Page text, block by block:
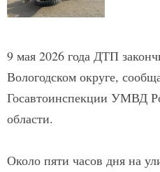
9 мая 2026 года ДТП
Вологодском округе,
Госавтоинспекции УМВД
области.
Около пяти часов дня на